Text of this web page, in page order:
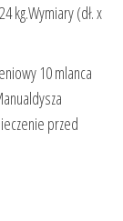
kg.Wymiary (dł. x
10 mlanca
przed